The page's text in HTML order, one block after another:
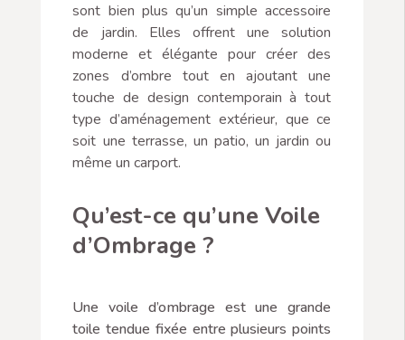
sont bien plus qu’un simple accessoire
de jardin. Elles offrent une solution
moderne et élégante pour créer des
zones d’ombre tout en ajoutant une
touche de design contemporain à tout
type d’aménagement extérieur, que ce
soit une terrasse, un patio, un jardin ou
même un carport.
Qu’est-ce qu’une Voile
d’Ombrage ?
Une voile d’ombrage est une grande
toile tendue fixée entre plusieurs points